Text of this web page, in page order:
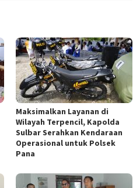
Maksimalkan Layanan di
Wilayah Terpencil, Kapolda
Sulbar Serahkan Kendaraan
Operasional untuk Polsek
Pana